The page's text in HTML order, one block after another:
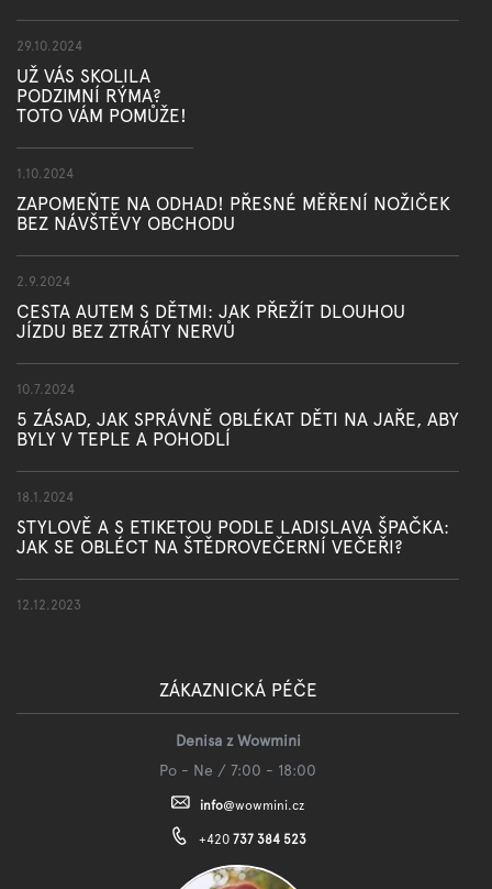
29.10.2024
UŽ VÁS SKOLILA
PODZIMNÍ RÝMA?
TOTO VÁM POMŮŽE!
1.10.2024
ZAPOMEŇTE NA ODHAD! PŘESNÉ MĚŘENÍ NOŽIČEK
BEZ NÁVŠTĚVY OBCHODU
2.9.2024
CESTA AUTEM S DĚTMI: JAK PŘEŽÍT DLOUHOU
JÍZDU BEZ ZTRÁTY NERVŮ
10.7.2024
5 ZÁSAD, JAK SPRÁVNĚ OBLÉKAT DĚTI NA JAŘE, ABY
BYLY V TEPLE A POHODLÍ
18.1.2024
STYLOVĚ A S ETIKETOU PODLE LADISLAVA ŠPAČKA:
JAK SE OBLÉCT NA ŠTĚDROVEČERNÍ VEČEŘI?
12.12.2023
ZÁKAZNICKÁ PÉČE
Denisa z Wowmini
Po - Ne / 7:00 - 18:00
info@wowmini.cz
+420 737 384 523